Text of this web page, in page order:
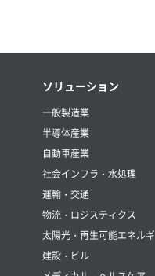
ソリューション
一般製造業
半導体産業
自動車産業
社会インフラ・水処理
運輸・交通
物流・ロジスティクス
太陽光・再生可能エネルギ
建設・ビル